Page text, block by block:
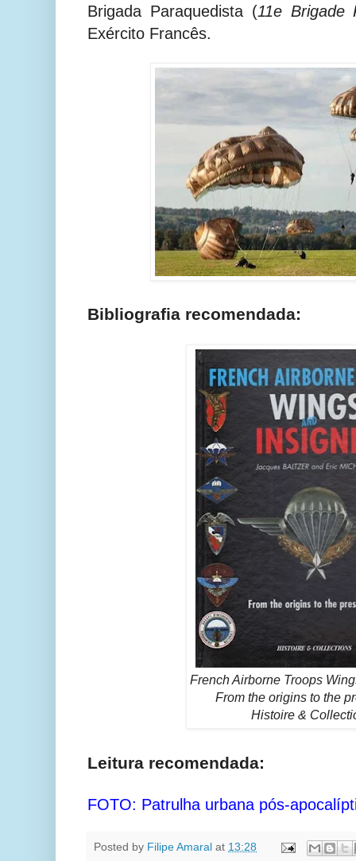
Brigada Paraquedista (11e Brigade
Exército Francês.
Bibliografia recomendada:
French Airborne Troops
From the origins to the
Histoire &
Leitura recomendada:
FOTO: Patrulha urbana pós-
Posted by Filipe Amaral at 13:28